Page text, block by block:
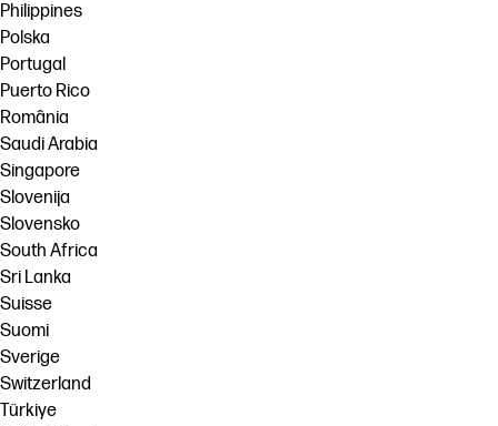
Philippines
Polska
Portugal
Puerto Rico
România
Saudi Arabia
Singapore
Slovenija
Slovensko
South Africa
Sri Lanka
Suisse
Suomi
Sverige
Switzerland
Türkiye